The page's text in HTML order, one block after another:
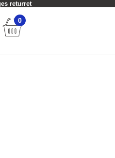
returret
0